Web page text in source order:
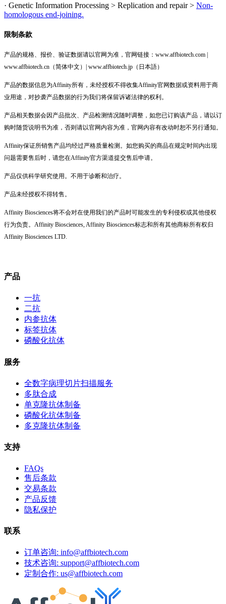
· Genetic Information Processing > Replication and repair > Non-
homologous end-joining.
限制条款
产品的规格、报价、验证数据请以官网为准，官网链接：www.affbiotech.com |
www.affbiotech.cn（简体中文）| www.affbiotech.jp（日本語）
产品的数据信息为Affinity所有，未经授权不得收集Affinity官网数据或资料用于商
业用途，对抄袭产品数据的行为我们将保留诉诸法律的权利。
产品相关数据会因产品批次、产品检测情况随时调整，如您已订购该产品，请以订
购时随货说明书为准，否则请以官网内容为准，官网内容有改动时恕不另行通知。
Affinity保证所销售产品均经过严格质量检测。如您购买的商品在规定时间内出现
问题需要售后时，请您在Affinity官方渠道提交售后申请。
产品仅供科学研究使用。不用于诊断和治疗。
产品未经授权不得转售。
Affinity Biosciences将不会对在使用我们的产品时可能发生的专利侵权或其他侵权
行为负责。Affinity Biosciences, Affinity Biosciences标志和所有其他商标所有权归
Affinity Biosciences LTD.
产品
一抗
二抗
内参抗体
标签抗体
磷酸化抗体
服务
全数字病理切片扫描服务
多肽合成
单克隆抗体制备
磷酸化抗体制备
多克隆抗体制备
支持
FAQs
售后条款
交易条款
产品反馈
隐私保护
联系
订单咨询: info@affbiotech.com
技术咨询: support@affbiotech.com
定制合作: us@affbiotech.com